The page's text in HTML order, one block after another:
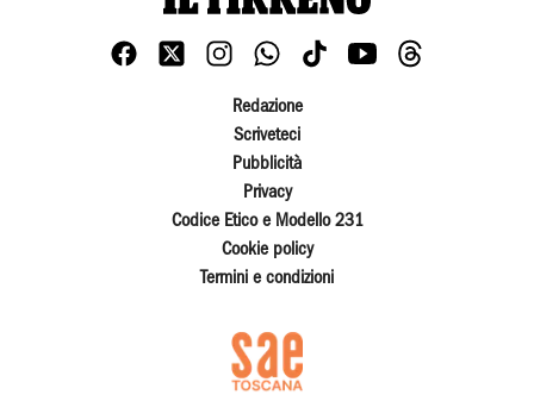
Redazione
Scriveteci
Pubblicità
Privacy
Codice Etico e Modello 231
Cookie policy
Termini e condizioni